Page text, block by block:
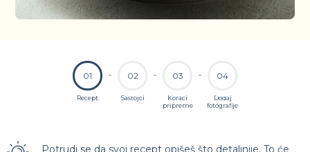
01
Recept
02
Sastojci
03
Koraci
pripreme
04
Dodaj
fotografije
Potrudi se da svoj recept opišeš što detaljnije. To će